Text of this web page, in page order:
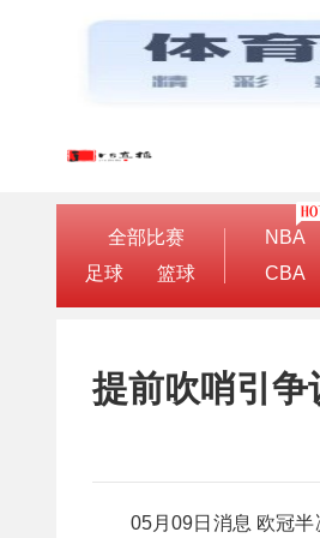
全部比赛
足球
篮球
NBA
CBA
提前吹哨引
05月09日消息 欧冠